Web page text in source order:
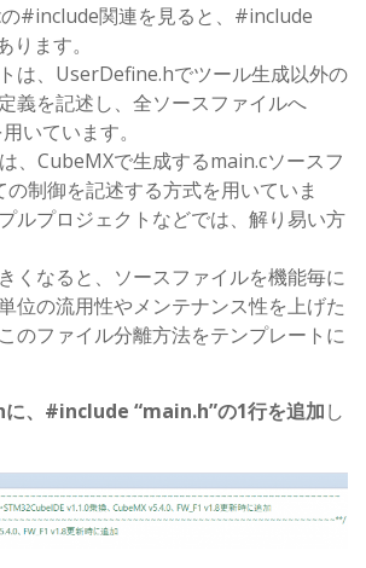
の#include関連を見ると、#include
ます。
は、UserDefine.hでツール生成以外の
義を記述し、全ソースファイルへ
いています。
、CubeMXで生成するmain.cソースフ
の制御を記述する方式を用いていま
ルプロジェクトなどでは、解り易い方
くなると、ソースファイルを機能毎に
位の流用性やメンテナンス性を上げた
のファイル分離方法をテンプレートに
に、#include “main.h”の1行を追加し